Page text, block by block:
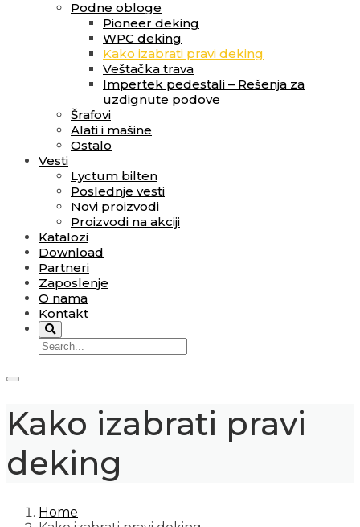
Podne obloge
Pioneer deking
WPC deking
Kako izabrati pravi deking
Veštačka trava
Impertek pedestali – Rešenja za
uzdignute podove
Šrafovi
Alati i mašine
Ostalo
Vesti
Lyctum bilten
Poslednje vesti
Novi proizvodi
Proizvodi na akciji
Katalozi
Download
Partneri
Zaposlenje
O nama
Kontakt
Kako izabrati pravi
deking
Home